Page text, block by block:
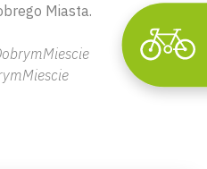
Miasta.